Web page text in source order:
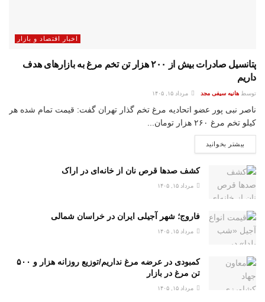
اخبار اقتصاد و بازار
پتانسیل صادرات بیش از ۲۰۰ هزار تن تخم مرغ به بازار‌های هدف
داریم
توسط هانیه سیفی مجد مرداد ۱۵, ۱۴۰۵
ناصر نبی پور عضو اتحادیه مرغ تخم گذار تهران گفت: قیمت تمام شده هر
کیلو تخم مرغ ۲۶۰ هزار تومان...
بیشتر بخوانید
کشف صدها قرص نان از خانه‌ای در اراک
مرداد ۱۵, ۱۴۰۵
فاروج؛ شهر آجیلی ایران در خراسان شمالی
مرداد ۱۵, ۱۴۰۵
کمبودی در عرضه مرغ نداریم/توزیع روزانه هزار و ۵۰۰
تن مرغ در بازار
مرداد ۱۵, ۱۴۰۵